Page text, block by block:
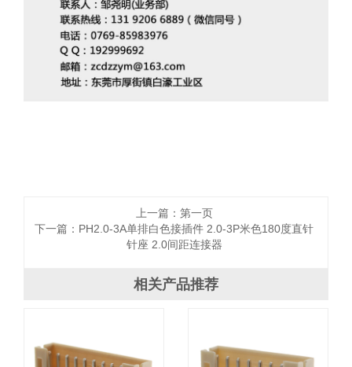
上一篇： 第一页
下一篇： PH2.0-3A单排白色接插件 2.0-3P米色180度直针
针座 2.0间距连接器
相关产品推荐